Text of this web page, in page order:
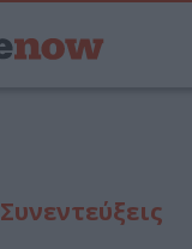
Συνεντεύξεις